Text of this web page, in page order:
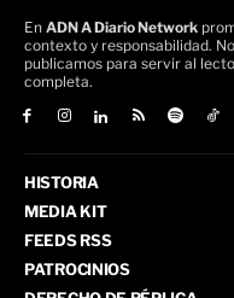
En ADN A Diario Network
contexto y responsabilidad.
publicamos para servir al
completa.
HISTORIA
MEDIA KIT
FEEDS RSS
PATROCINIOS